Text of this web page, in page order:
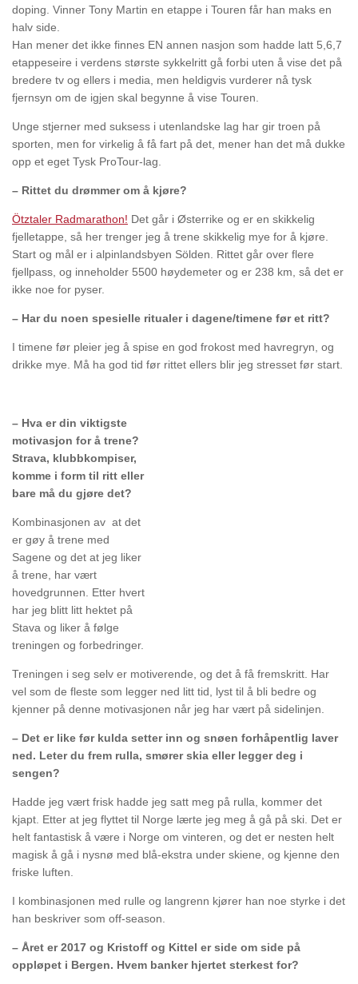
doping. Vinner Tony Martin en etappe i Touren får han maks en
halv side.
Han mener det ikke finnes EN annen nasjon som hadde latt 5,6,7
etappeseire i verdens største sykkelritt gå forbi uten å vise det på
bredere tv og ellers i media, men heldigvis vurderer nå tysk
fjernsyn om de igjen skal begynne å vise Touren.
Unge stjerner med suksess i utenlandske lag har gir troen på
sporten, men for virkelig å få fart på det, mener han det må dukke
opp et eget Tysk ProTour-lag.
– Rittet du drømmer om å kjøre?
Ötztaler Radmarathon! Det går i Østerrike og er en skikkelig
fjelletappe, så her trenger jeg å trene skikkelig mye for å kjøre.
Start og mål er i alpinlandsbyen Sölden. Rittet går over flere
fjellpass, og inneholder 5500 høydemeter og er 238 km, så det er
ikke noe for pyser.
– Har du noen spesielle ritualer i dagene/timene før et ritt?
I timene før pleier jeg å spise en god frokost med havregryn, og
drikke mye. Må ha god tid før rittet ellers blir jeg stresset før start.
– Hva er din viktigste
motivasjon for å trene?
Strava, klubbkompiser,
komme i form til ritt eller
bare må du gjøre det?
Kombinasjonen av at det
er gøy å trene med
Sagene og det at jeg liker
å trene, har vært
hovedgrunnen. Etter hvert
har jeg blitt litt hektet på
Stava og liker å følge
treningen og forbedringer.
Treningen i seg selv er motiverende, og det å få fremskritt. Har
vel som de fleste som legger ned litt tid, lyst til å bli bedre og
kjenner på denne motivasjonen når jeg har vært på sidelinjen.
– Det er like før kulda setter inn og snøen forhåpentlig laver
ned. Leter du frem rulla, smører skia eller legger deg i
sengen?
Hadde jeg vært frisk hadde jeg satt meg på rulla, kommer det
kjapt. Etter at jeg flyttet til Norge lærte jeg meg å gå på ski. Det er
helt fantastisk å være i Norge om vinteren, og det er nesten helt
magisk å gå i nysnø med blå-ekstra under skiene, og kjenne den
friske luften.
I kombinasjonen med rulle og langrenn kjører han noe styrke i det
han beskriver som off-season.
– Året er 2017 og Kristoff og Kittel er side om side på
oppløpet i Bergen. Hvem banker hjertet sterkest for?